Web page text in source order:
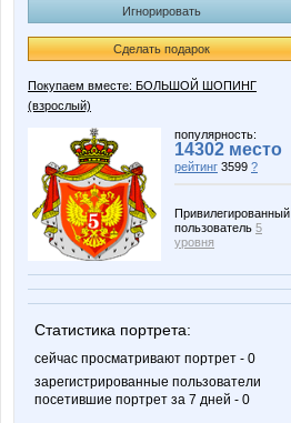
Игнорировать
Сделать подарок
Покупаем вместе: БОЛЬШОЙ ШОПИНГ
(взрослый)
популярность:
14302 место
рейтинг 3599 ?
Привилегированный
пользователь 5
уровня
Статистика портрета:
сейчас просматривают портрет - 0
зарегистрированные пользователи
посетившие портрет за 7 дней - 0